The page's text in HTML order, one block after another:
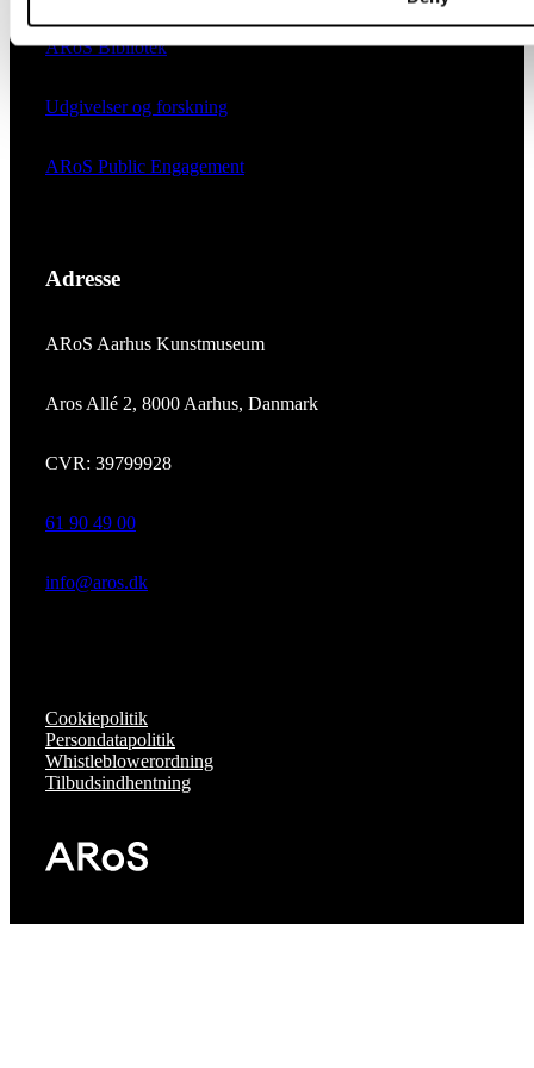
ARoS Bibliotek
Udgivelser og forskning
ARoS Public Engagement
Adresse
ARoS Aarhus Kunstmuseum
Aros Allé 2, 8000 Aarhus, Danmark
CVR: 39799928
61 90 49 00
info@aros.dk
Cookiepolitik
Persondatapolitik
Whistleblowerordning
Tilbudsindhentning